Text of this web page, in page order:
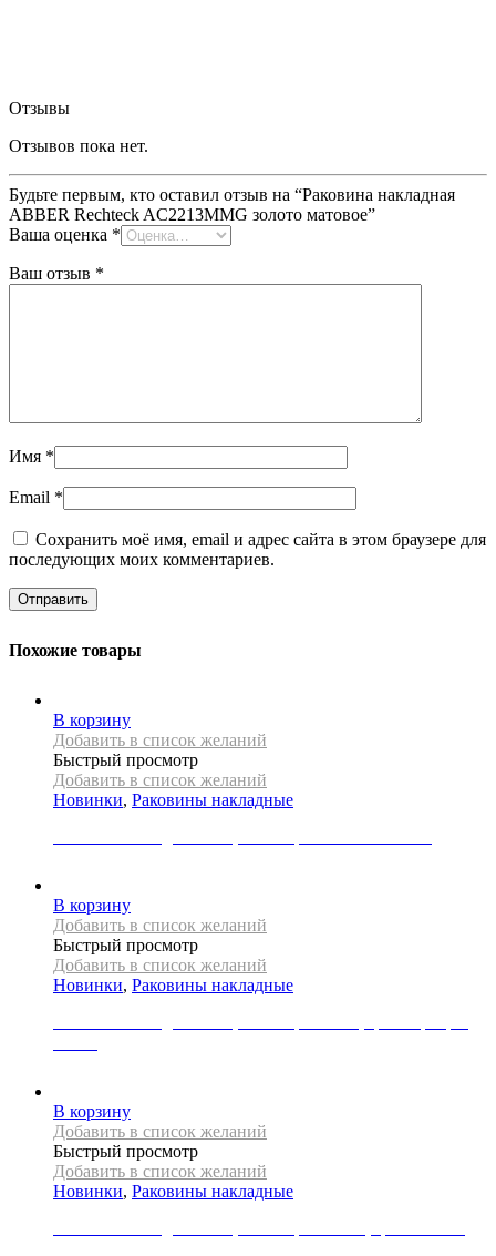
Отзывы
Отзывов пока нет.
Будьте первым, кто оставил отзыв на “Раковина накладная
ABBER Rechteck AC2213MMG золото матовое”
Ваша оценка *
Ваш отзыв *
Имя *
Email *
Сохранить моё имя, email и адрес сайта в этом браузере для
последующих моих комментариев.
Похожие товары
В корзину
Добавить в список желаний
Быстрый просмотр
Добавить в список желаний
Новинки, Раковины накладные
В корзину
Добавить в список желаний
Быстрый просмотр
Добавить в список желаний
Новинки, Раковины накладные
В корзину
Добавить в список желаний
Быстрый просмотр
Добавить в список желаний
Новинки, Раковины накладные